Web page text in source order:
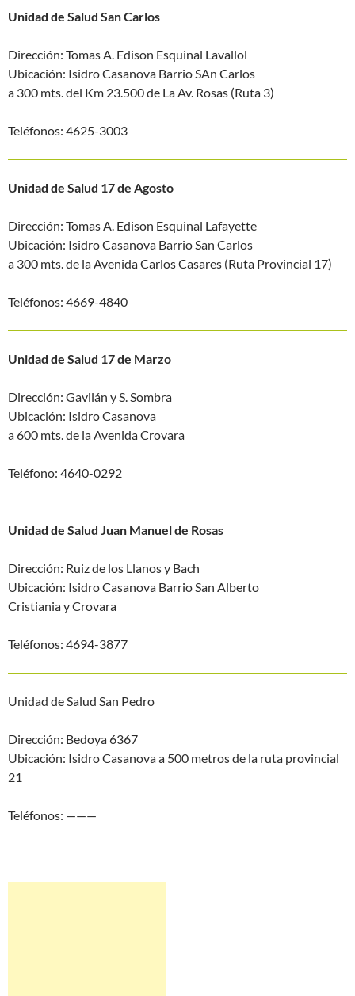
Unidad de Salud San Carlos
Dirección: Tomas A. Edison Esquinal Lavallol
Ubicación: Isidro Casanova Barrio SAn Carlos
a 300 mts. del Km 23.500 de La Av. Rosas (Ruta 3)
Teléfonos: 4625-3003
Unidad de Salud 17 de Agosto
Dirección: Tomas A. Edison Esquinal Lafayette
Ubicación: Isidro Casanova Barrio San Carlos
a 300 mts. de la Avenida Carlos Casares (Ruta Provincial 17)
Teléfonos: 4669-4840
Unidad de Salud 17 de Marzo
Dirección: Gavilán y S. Sombra
Ubicación: Isidro Casanova
a 600 mts. de la Avenida Crovara
Teléfono: 4640-0292
Unidad de Salud Juan Manuel de Rosas
Dirección: Ruiz de los Llanos y Bach
Ubicación: Isidro Casanova Barrio San Alberto
Cristiania y Crovara
Teléfonos: 4694-3877
Unidad de Salud San Pedro
Dirección: Bedoya 6367
Ubicación: Isidro Casanova a 500 metros de la ruta provincial
21
Teléfonos: ———